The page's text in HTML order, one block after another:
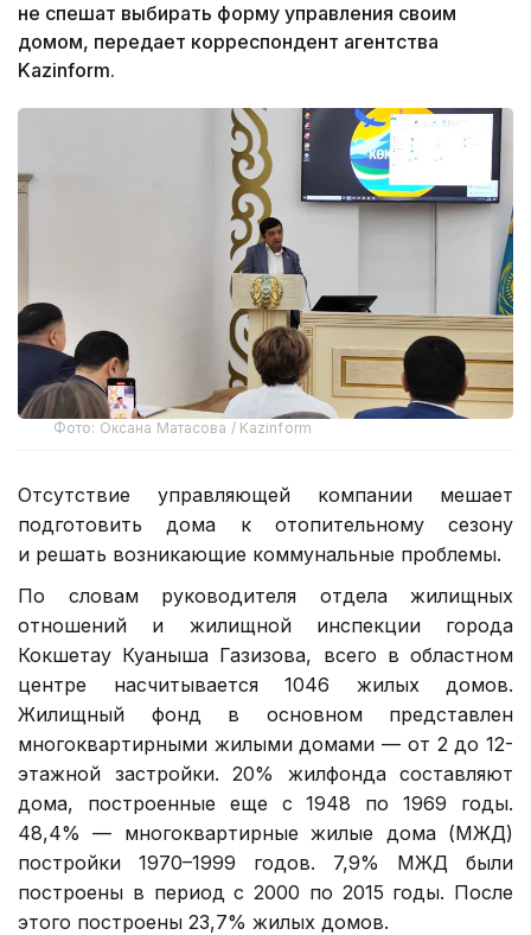
не спешат выбирать форму управления своим
домом, передает корреспондент агентства
Kazinform.
Фото: Оксана Матасова / Kazinform
Отсутствие управляющей компании мешает
подготовить дома к отопительному сезону
и решать возникающие коммунальные проблемы.
По словам руководителя отдела жилищных
отношений и жилищной инспекции города
Кокшетау Куаныша Газизова, всего в областном
центре насчитывается 1046 жилых домов.
Жилищный фонд в основном представлен
многоквартирными жилыми домами — от 2 до 12-
этажной застройки. 20% жилфонда составляют
дома, построенные еще с 1948 по 1969 годы.
48,4% — многоквартирные жилые дома (МЖД)
постройки 1970–1999 годов. 7,9% МЖД были
построены в период с 2000 по 2015 годы. После
этого построены 23,7% жилых домов.